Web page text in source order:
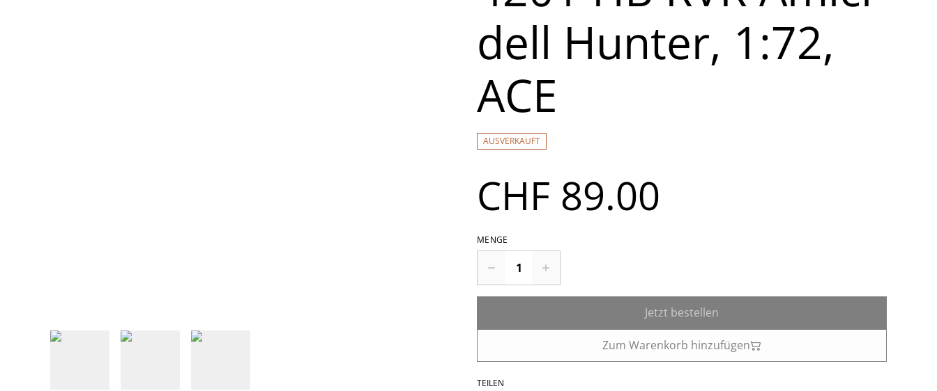
dell Hunter, 1:72,
ACE
AUSVERKAUFT
CHF 89.00
MENGE
Jetzt bestellen
Zum Warenkorb hinzufügen
TEILEN